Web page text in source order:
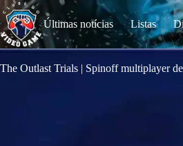
k
i
p
o
Últimas notícias Listas
The Outlast Trials | Spinoff multiplayer